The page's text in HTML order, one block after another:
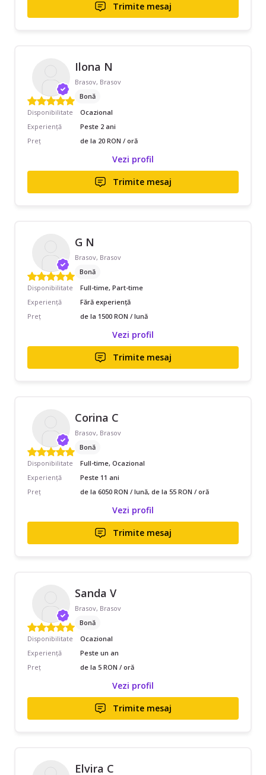
Trimite mesaj
Ilona N
Brasov, Brasov
Bonă
Disponibilitate
Ocazional
Experiență
Peste 2 ani
Preț
de la 20 RON / oră
Vezi profil
Trimite mesaj
G N
Brasov, Brasov
Bonă
Disponibilitate
Full-time, Part-time
Experiență
Fără experiență
Preț
de la 1500 RON / lună
Vezi profil
Trimite mesaj
Corina C
Brasov, Brasov
Bonă
Disponibilitate
Full-time, Ocazional
Experiență
Peste 11 ani
Preț
de la 6050 RON / lună, de la 55 RON / oră
Vezi profil
Trimite mesaj
Sanda V
Brasov, Brasov
Bonă
Disponibilitate
Ocazional
Experiență
Peste un an
Preț
de la 5 RON / oră
Vezi profil
Trimite mesaj
Elvira C